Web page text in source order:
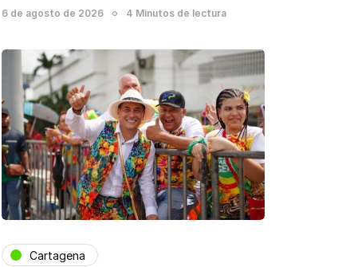
6 de agosto de 2026 4 Minutos de lectura
Cartagena